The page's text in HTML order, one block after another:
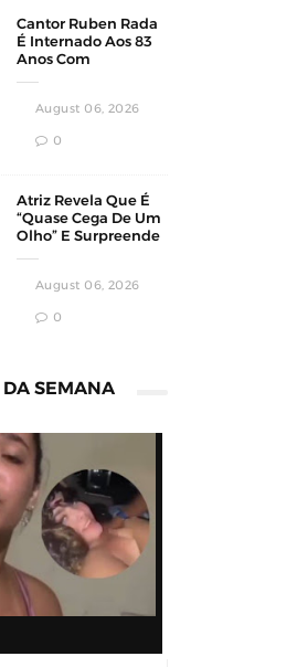
Cantor Ruben Rada
É Internado Aos 83
Anos Com
August 06, 2026
0
Atriz Revela Que É
“Quase Cega De Um
Olho” E Surpreende
August 06, 2026
0
DA SEMANA